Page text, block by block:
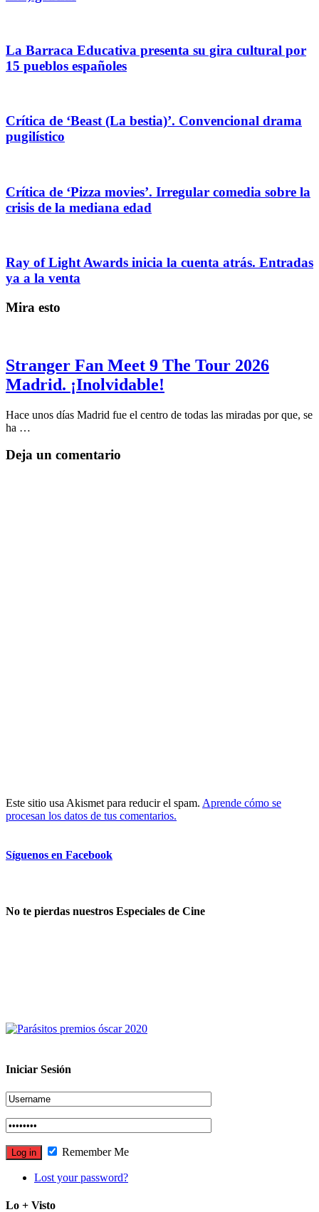
La Barraca Educativa presenta su gira cultural por
15 pueblos españoles
Crítica de ‘Beast (La bestia)’. Convencional drama
pugilístico
Crítica de ‘Pizza movies’. Irregular comedia sobre la
crisis de la mediana edad
Ray of Light Awards inicia la cuenta atrás. Entradas
ya a la venta
Mira esto
Stranger Fan Meet 9 The Tour 2026
Madrid. ¡Inolvidable!
Hace unos días Madrid fue el centro de todas las miradas por que, se
ha …
Deja un comentario
Este sitio usa Akismet para reducir el spam. Aprende cómo se
procesan los datos de tus comentarios.
Síguenos en Facebook
No te pierdas nuestros Especiales de Cine
Iniciar Sesión
Remember Me
Lost your password?
Lo + Visto